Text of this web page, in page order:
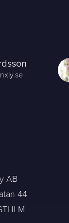
AB
44